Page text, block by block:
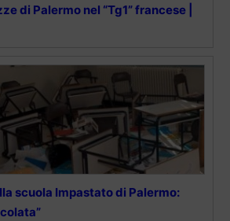
di Palermo nel “Tg1” francese |
scuola Impastato di Palermo: